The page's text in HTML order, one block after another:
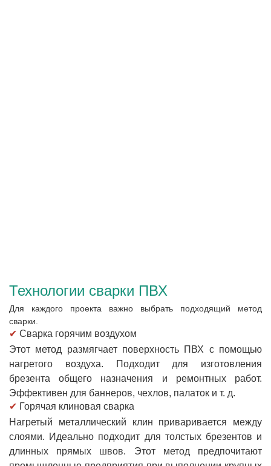
Технологии сварки ПВХ
Для каждого проекта важно выбрать подходящий метод
сварки.
✔ Сварка горячим воздухом
Этот метод размягчает поверхность ПВХ с помощью
нагретого воздуха. Подходит для изготовления
брезента общего назначения и ремонтных работ.
Эффективен для баннеров, чехлов, палаток и т. д.
✔ Горячая клиновая сварка
Нагретый металлический клин приваривается между
слоями. Идеально подходит для толстых брезентов и
длинных прямых швов. Этот метод предпочитают